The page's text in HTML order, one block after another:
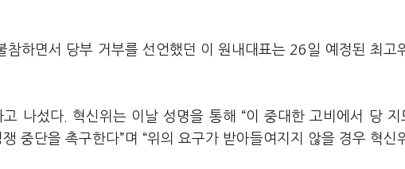
하면서 당부 거부를 선언했던 이 원내대표는 26일 예정된 최고
나섰다. 혁신위는 이날 성명을 통해 “이 중대한 고비에서 당 지
중단을 촉구한다”며 “위의 요구가 받아들여지지 않을 경우 혁신